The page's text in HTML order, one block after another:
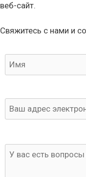
веб-сайт.
Свяжитесь с нами и